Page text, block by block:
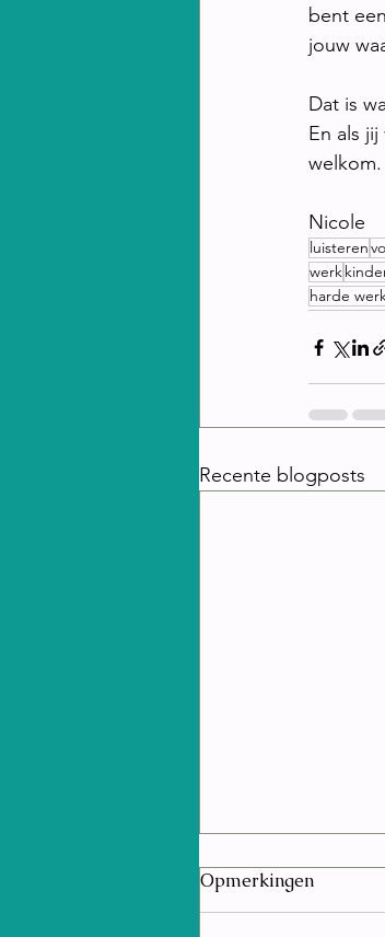
bent
jouw
Dat is
En als
welkom.
Nicole
luisteren
werk
harde
Recente blogposts
Opmerkingen